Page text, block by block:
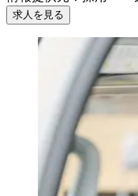
求人を見る